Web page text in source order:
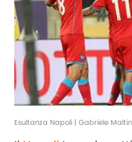
Esultanza Napoli | Gabriele